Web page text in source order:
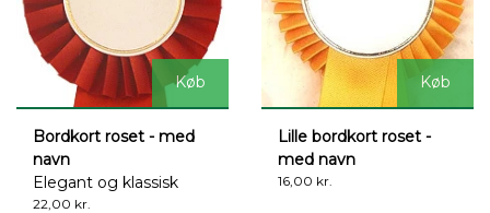
Køb
Bordkort roset - med
navn
Elegant og klassisk
22,00 kr.
Køb
Lille bordkort roset -
med navn
16,00 kr.